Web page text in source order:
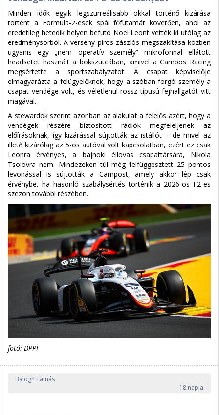
Minden idők egyik legszürreálisabb okkal történő kizárása
történt a Formula-2-esek spái főfutamát követően, ahol az
eredetileg hetedik helyen befutó Noel Leont vették ki utólag az
eredménysorból. A verseny piros zászlós megszakítása közben
ugyanis egy „nem operatív személy” mikrofonnal ellátott
headsetet használt a bokszutcában, amivel a Campos Racing
megsértette a sportszabályzatot. A csapat képviselője
elmagyarázta a felügyelőknek, hogy a szóban forgó személy a
csapat vendége volt, és véletlenül rossz típusú fejhallgatót vitt
magával.
A stewardok szerint azonban az alakulat a felelős azért, hogy a
vendégek részére biztosított rádiók megfeleljenek az
előírásoknak, így kizárással sújtották az istállót – de mivel az
illető kizárólag az 5-ös autóval volt kapcsolatban, ezért ez csak
Leonra érvényes, a bajnoki éllovas csapattársára, Nikola
Tsolovra nem. Mindezeken túl még felfüggesztett 25 pontos
levonással is sújtották a Campost, amely akkor lép csak
érvénybe, ha hasonló szabálysértés történik a 2026-os F2-es
szezon további részében.
fotó: DPPI
Balogh Tamás
18 napja